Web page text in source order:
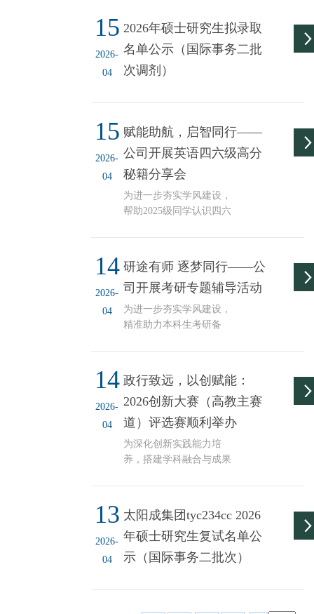
础。 培训紧扣现场实操环
息的处理流程展开。在热
点溯源部分，苏老师深入
tyc234cc举办“研途相伴、
温暖同行——2026年考
研、保研政策解读”活动。
位优秀员工代表为全院本
训练经理围绕自知、自
觉、自律三大优良品质，
引导同学们理性权衡考研
与就业方向，结合兴趣、
15
2026-
04
2026年硕士研究生拟录取
名单公示（国际事务二批
次调剂）
15
2026-
04
赋能助航，启智同行——
公司开展英语四六级高分
秘籍分享会
为进一步夯实学风建设，
帮助2025级同学认识四六
日晚，公司在兴文楼B110
举办英语四六级经验分享
会。分享会由副经理乔贵
平教授主持，邀请2401陈
提分方法。活动围绕备考
规划、题型突破、复盘提
热烈，交流务实深入。 会
议伊始，乔贵平经理从学
业发展、升学深造等多
14
2026-
04
研途有师 逐梦同行——公
司开展考研专题辅导活动
为进一步夯实学风建设，
精准助力本科生考研备
展考研专题辅导。辅导立
足员工备考实际，紧扣“科
学规划、精准提分”理念，
痛点。辅导前，刘老师通
过问卷调查收集员工需
理、院校选择等核心问题
展开讲解。辅导中，刘老
师从“假努力”陷阱、时间
分配误区、四象限法则三
14
2026-
04
政行致远，以创赋能：
2026创新大赛（高教主赛
道）评选赛顺利举办
为深化创新实践能力培
养，搭建学科融合与成果
年中国国际老员工创新大
赛（高教主赛道）院级评
选赛。本次赛事聚焦社会
13
2026-
04
太阳成集团tyc234cc 2026
年硕士研究生复试名单公
示（国际事务二批次）